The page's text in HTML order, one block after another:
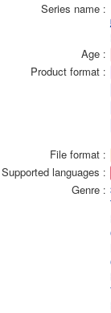
Series name
Age
Product format
File format
Supported languages
Genre